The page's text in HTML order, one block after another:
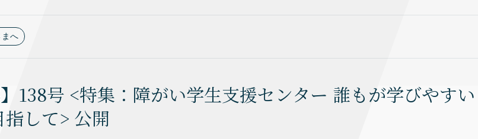
まへ
138号 <特集：障がい学生支援センター 誰もが学びやすい
して> 公開